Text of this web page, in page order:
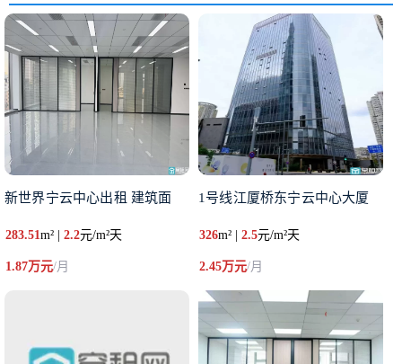
新世界宁云中心出租 建筑面
283.51m² | 2.2元/m²天
1.87万元/月
1号线江厦桥东宁云中心大厦
326m² |2.5元/m²天
2.45万元/月